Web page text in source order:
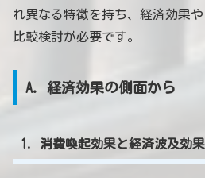
れ異なる特徴を持ち、経済効果
比較検討が必要です。
A. 経済効果の側面から
1. 消費喚起効果と経済波及効果